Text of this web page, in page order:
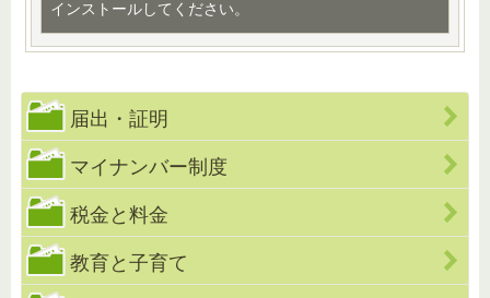
インストールしてください。
届出・証明
マイナンバー制度
税金と料金
教育と子育て